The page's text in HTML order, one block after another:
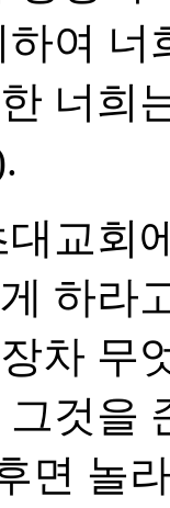
여
너희
교회
하라
차 무
그것을
면 놀